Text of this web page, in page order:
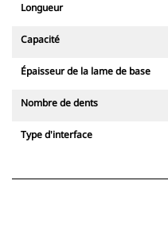
Longueur
Capacité
Épaisseur de la lame de base
Nombre de dents
Type d'interface